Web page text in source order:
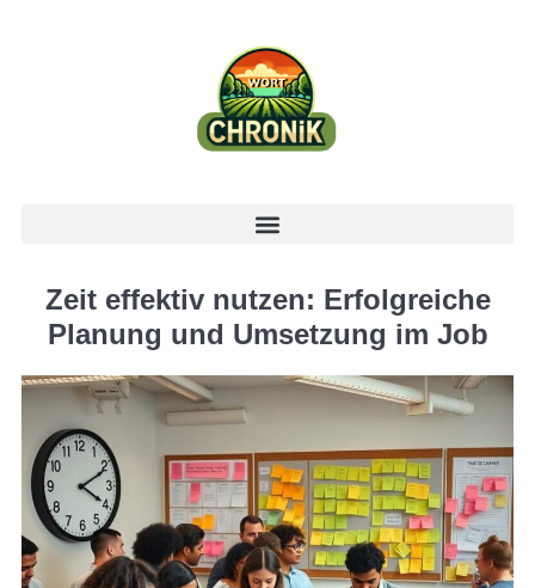
Zeit effektiv nutzen: Erfolgreiche
Planung und Umsetzung im Job